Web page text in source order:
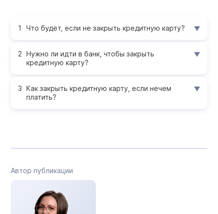
Что будет, если не закрыть кредитную карту?
Нужно ли идти в банк, чтобы закрыть
кредитную карту?
Как закрыть кредитную карту, если нечем
платить?
Автор публикации